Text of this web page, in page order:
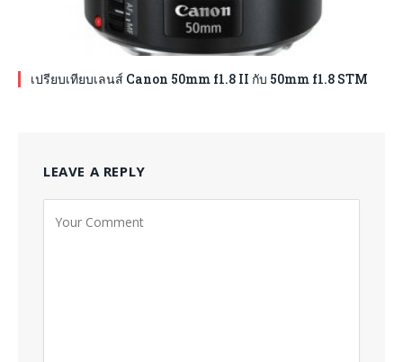
เปรียบเทียบเลนส์ Canon 50mm f1.8 II กับ 50mm f1.8 STM
LEAVE A REPLY